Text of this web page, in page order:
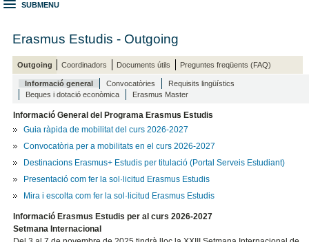
SUBMENU
Erasmus Estudis - Outgoing
Outgoing Coordinadors Documents útils Preguntes freqüents (FAQ)
Informació general Convocatòries
Requisits lingüístics
Beques i dotació econòmica
Erasmus Master
Informació General del Programa Erasmus Estudis
Guia ràpida de mobilitat del curs 2026-2027
Convocatòria per a mobilitats en el curs 2026-2027
Destinacions Erasmus+ Estudis per titulació (Portal Serveis Estudiant)
Presentació com fer la sol·licitud Erasmus Estudis
Mira i escolta com fer la sol·licitud Erasmus Estudis
Informació Erasmus Estudis per al curs 2026-2027
Setmana Internacional